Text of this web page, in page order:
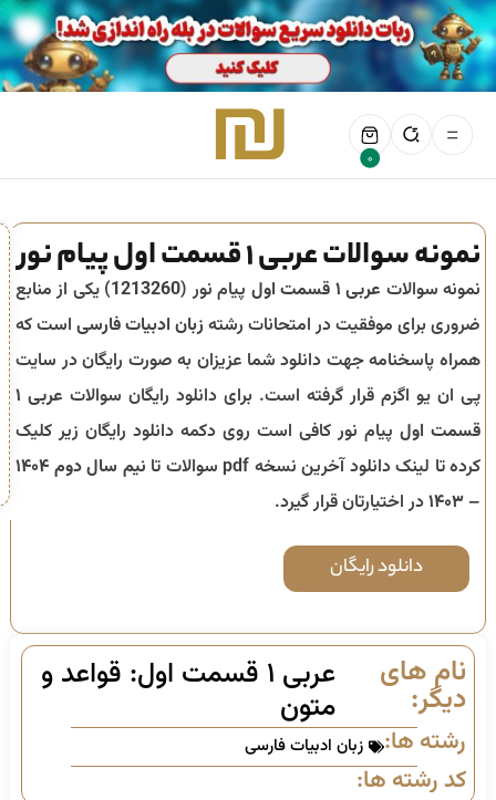
0
نمونه سوالات عربی 1 قسمت اول پیام نور
نمونه سوالات عربی ۱ قسمت اول پیام نور (1213260) یکی از منابع
ضروری برای موفقیت در امتحانات رشته زبان ادبیات فارسی است که
همراه پاسخنامه جهت دانلود شما عزیزان به صورت رایگان در سایت
پی ان یو اگزم قرار گرفته است. برای دانلود رایگان سوالات
عربی ۱
قسمت اول پیام نور کافی است روی دکمه دانلود رایگان زیر کلیک
کرده تا لینک دانلود آخرین نسخه pdf سوالات تا
نیم سال دوم ۱۴۰۴
– ۱۴۰۳
در اختیارتان قرار گیرد.
دانلود رایگان
نام های
دیگر:
عربی ۱ قسمت اول: قواعد و
متون
رشته ها: زبان ادبیات فارسی
کد رشته ها: